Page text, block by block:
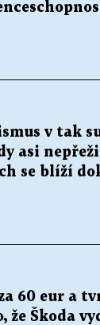
v tak
asi
se blíží
60 eur a
že Škoda